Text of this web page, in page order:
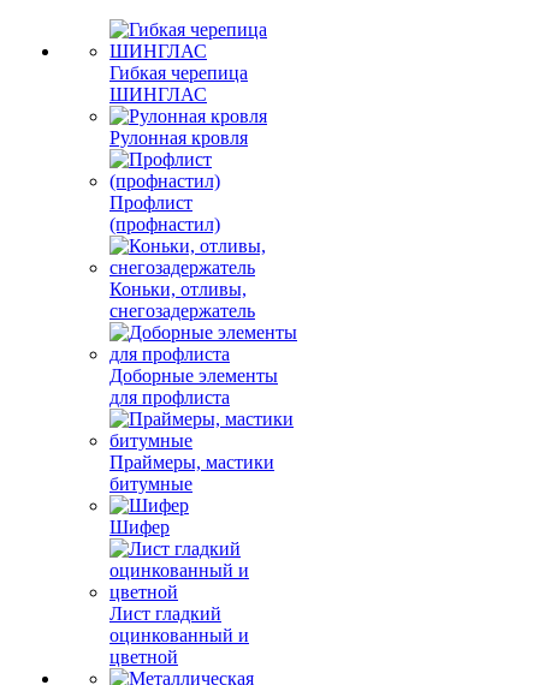
Гибкая черепица
ШИНГЛАС
Рулонная кровля
Профлист
(профнастил)
Коньки, отливы,
снегозадержатель
Доборные элементы
для профлиста
Праймеры, мастики
битумные
Шифер
Лист гладкий
оцинкованный и
цветной